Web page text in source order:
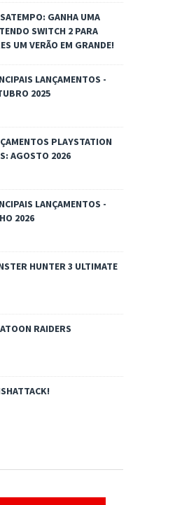
GANHA UMA
SWITCH 2 PARA
UM VERÃO EM GRANDE!
LANÇAMENTOS -
2025
PLAYSTATION
AGOSTO 2026
LANÇAMENTOS -
2026
HUNTER 3 ULTIMATE
RAIDERS